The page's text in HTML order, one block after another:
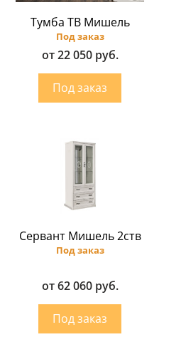
Тумба ТВ Мишель
Под заказ
от 22 050 руб.
Сервант Мишель 2ств
Под заказ
от 62 060 руб.